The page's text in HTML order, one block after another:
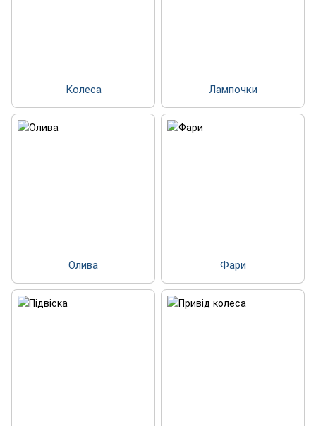
Колеса Лампочки
Олива Фари